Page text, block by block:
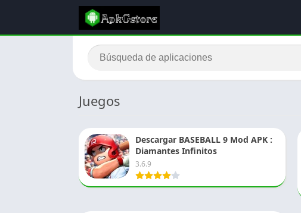
Juegos
Descargar BASEBALL 9 Mod APK :
Diamantes Infinitos
3.6.9